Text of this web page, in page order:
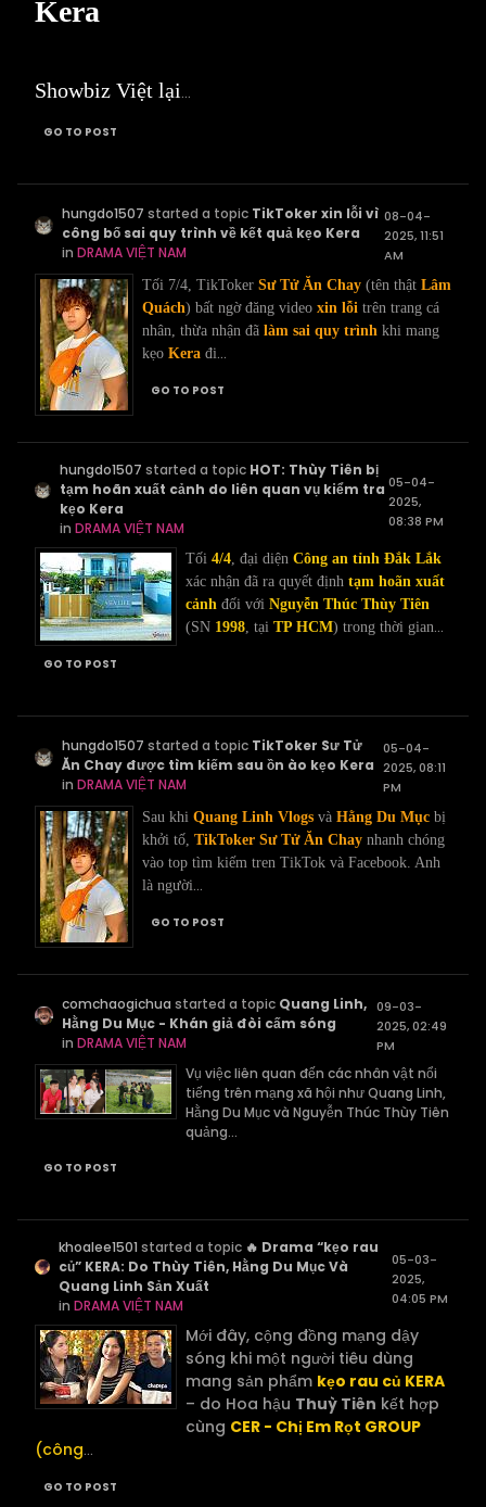
Kera
Showbiz Việt lại...
GO TO POST
hungdo1507 started a topic TikToker xin lỗi vì
công bố sai quy trình về kết quả kẹo Kera
in DRAMA VIỆT NAM
08-04-
2025, 11:51
AM
Tối 7/4, TikToker Sư Tử Ăn Chay (tên thật Lâm
Quách) bất ngờ đăng video xin lỗi trên trang cá
nhân, thừa nhận đã làm sai quy trình khi mang
kẹo Kera đi...
GO TO POST
hungdo1507 started a topic HOT: Thùy Tiên bị
tạm hoãn xuất cảnh do liên quan vụ kiểm tra
kẹo Kera
in DRAMA VIỆT NAM
05-04-
2025,
08:38 PM
Tối 4/4, đại diện Công an tỉnh Đắk Lắk
xác nhận đã ra quyết định tạm hoãn xuất
cảnh đối với Nguyễn Thúc Thùy Tiên
(SN 1998, tại TP HCM) trong thời gian...
GO TO POST
hungdo1507 started a topic TikToker Sư Tử
Ăn Chay được tìm kiếm sau ồn ào kẹo Kera
in DRAMA VIỆT NAM
05-04-
2025, 08:11
PM
Sau khi Quang Linh Vlogs và Hằng Du Mục bị
khởi tố, TikToker Sư Tử Ăn Chay nhanh chóng
vào top tìm kiếm tren TikTok và Facebook. Anh
là người...
GO TO POST
comchaogichua started a topic Quang Linh,
Hằng Du Mục - Khán giả đòi cấm sóng
inDRAMA VIỆT NAM
09-03-
2025, 02:49
PM
Vụ việc liên quan đến các nhân vật nổi
tiếng trên mạng xã hội như Quang Linh,
Hằng Du Mục và Nguyễn Thúc Thùy Tiên
quảng...
GO TO POST
khoalee1501 started a topic 🔥 Drama “kẹo rau
củ” KERA: Do Thùy Tiên, Hằng Du Mục Và
Quang Linh Sản Xuất
in DRAMA VIỆT NAM
05-03-
2025,
04:05 PM
Mới đây, cộng đồng mạng dậy
sóng khi một người tiêu dùng
mang sản phẩm kẹo rau củ KERA
– do Hoa hậu Thuỳ Tiên kết hợp
cùng CER - Chị Em Rọt GROUP
(công...
GO TO POST